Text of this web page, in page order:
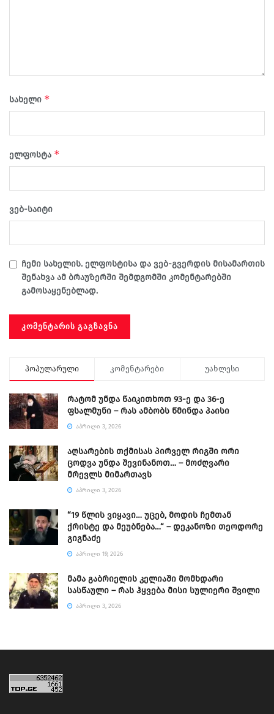
სახელი *
ელფოსტა *
ვებ-საიტი
ჩემი სახელის. ელფოსტისა და ვებ-გვერდის მისამართის
შენახვა ამ ბრაუზერში შემდგომში კომენტარებში
გამოსაყენებლად.
პოპულარული კომენტარები უახლესი
რატომ უნდა წაიკითხოთ 93-ე და 36-ე
ფსალმუნი – რას ამბობს წმინდა პაისი
ᲐᲞᲠᲘᲚᲘ 3, 2026
აღსარების თქმისას პირველ რიგში ორი
ცოდვა უნდა შევინანოთ… – მოძღვარი
მრევლს მიმართავს
ᲐᲞᲠᲘᲚᲘ 3, 2026
“19 წლის ვიყავი… უცებ, მოდის ჩემთან
ქრისტე და მეუბნება…“ – დეკანოზი თეოდორე
გიგნაძე
ᲐᲞᲠᲘᲚᲘ 19, 2026
მამა გაბრიელის კელიაში მომხდარი
სასწაული – რას ჰყვება მისი სულიერი შვილი
ᲐᲞᲠᲘᲚᲘ 3, 2026